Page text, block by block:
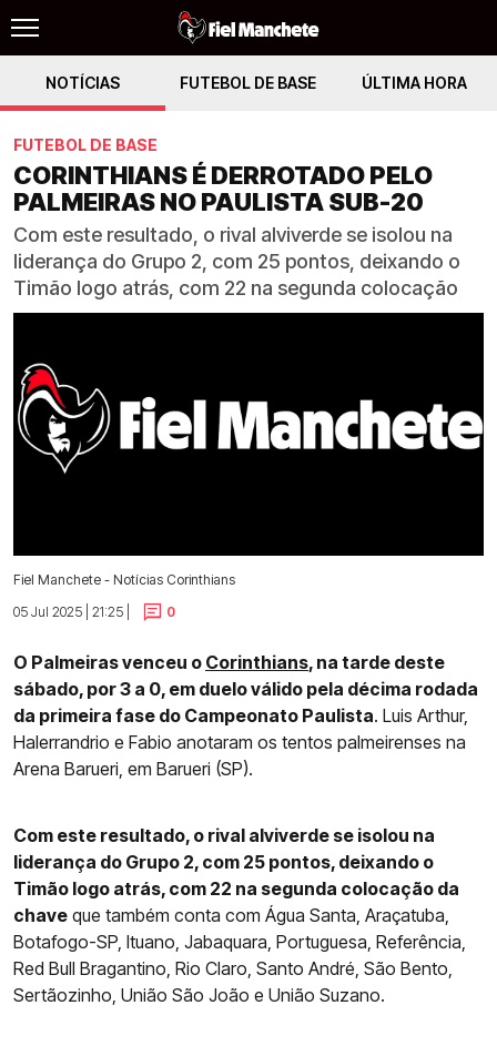
NOTÍCIAS FUTEBOL DE BASE ÚLTIMA HORA
FUTEBOL DE BASE
CORINTHIANS É DERROTADO PELO
PALMEIRAS NO PAULISTA SUB-20
Com este resultado, o rival alviverde se isolou na
liderança do Grupo 2, com 25 pontos, deixando o
Timão logo atrás, com 22 na segunda colocação
Fiel Manchete - Notícias Corinthians
05 Jul 2025 | 21:25 |
0
O Palmeiras venceu o Corinthians, na tarde deste
sábado, por 3 a 0, em duelo válido pela décima rodada
da primeira fase do Campeonato Paulista. Luis Arthur,
Halerrandrio e Fabio anotaram os tentos palmeirenses na
Arena Barueri, em Barueri (SP).
Com este resultado, o rival alviverde se isolou na
liderança do Grupo 2, com 25 pontos, deixando o
Timão logo atrás, com 22 na segunda colocação da
chave que também conta com Água Santa, Araçatuba,
Botafogo-SP, Ituano, Jabaquara, Portuguesa, Referência,
Red Bull Bragantino, Rio Claro, Santo André, São Bento,
Sertãozinho, União São João e União Suzano.